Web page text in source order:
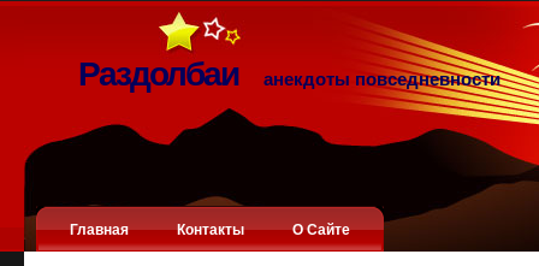
Раздолбаи анекдоты повседневности
Главная Контакты О Сайте